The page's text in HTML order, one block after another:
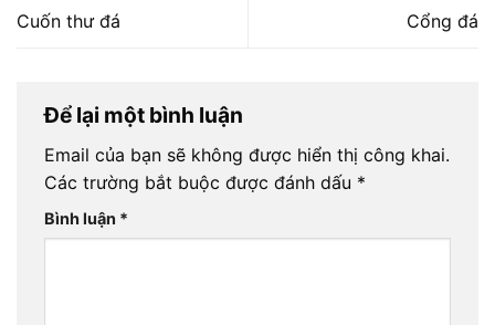
Cuốn thư đá Cổng đá
Để lại một bình luận
Email của bạn sẽ không được hiển thị công khai.
Các trường bắt buộc được đánh dấu *
Bình luận *